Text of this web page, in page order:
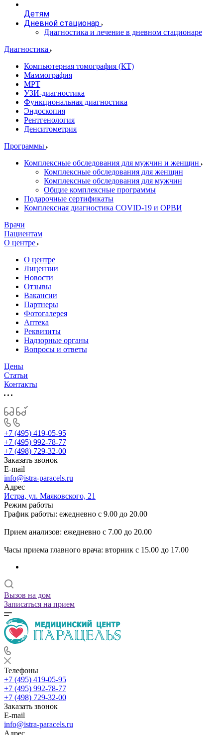
Детям
Дневной стационар
Диагностика и лечение в дневном стационаре
Диагностика
Компьютерная томография (КТ)
Маммография
МРТ
УЗИ-диагностика
Функциональная диагностика
Эндоскопия
Рентгенология
Денситометрия
Программы
Комплексные обследования для мужчин и женщин
Комплексные обследования для женщин
Комплексные обследования для мужчин
Общие комплексные программы
Подарочные сертификаты
Комплексная диагностика COVID-19 и ОРВИ
Врачи
Пациентам
О центре
О центре
Лицензии
Новости
Отзывы
Вакансии
Партнеры
Фотогалерея
Аптека
Реквизиты
Надзорные органы
Вопросы и ответы
Цены
Статьи
Контакты
+7 (495) 419-05-95
+7 (495) 992-78-77
+7 (498) 729-32-00
Заказать звонок
E-mail
info@istra-paracels.ru
Адрес
Истра, ул. Маяковского, 21
Режим работы
График работы: ежедневно с 9.00 до 20.00
Прием анализов: ежедневно с 7.00 до 20.00
Часы приема главного врача: вторник с 15.00 до 17.00
Вызов на дом
Записаться на прием
Телефоны
+7 (495) 419-05-95
+7 (495) 992-78-77
+7 (498) 729-32-00
Заказать звонок
E-mail
info@istra-paracels.ru
Адрес